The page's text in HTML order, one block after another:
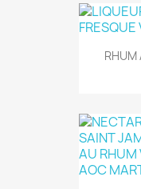
RHUM